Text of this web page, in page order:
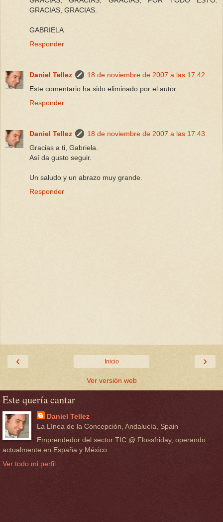
GRACIAS, GRACIAS.
GABRIELA
Responder
Daniel Tellez
18 de noviembre de 2007 a las 17:42
Este comentario ha sido eliminado por el autor.
Responder
Daniel Tellez
18 de noviembre de 2007 a las 17:43
Gracias a ti, Gabriela.
Así da gusto seguir.
Un saludo y un abrazo muy grande.
Responder
‹ ›
Inicio
Ver versión web
Este quería cantar
Daniel Tellez
La Línea de la Concepción, Andalucía, Spain
Emprendedor del sector TIC @ Flossfriday, operando
actualmente en España y México.
Ver todo mi perfil